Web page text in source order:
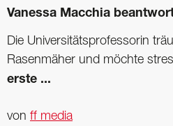
Vanessa Macchia
Die Universitätsprofessorin
Rasenmäher und möchte
erste ...
von ff media